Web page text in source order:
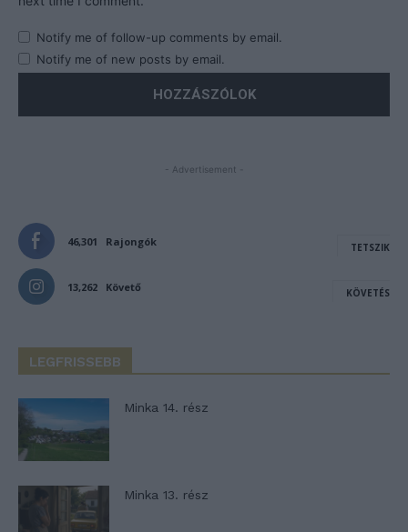
Notify me of follow-up comments by email.
Notify me of new posts by email.
- Advertisement -
46,301 Rajongók TETSZIK
13,262 Követő KÖVETÉS
LEGFRISSEBB
Minka 14. rész
Minka 13. rész